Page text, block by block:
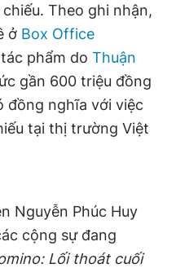
hệ quảng cáo
780 404
Tòa soạn Chính sách bảo
Thành
cấp ngày 24.3.2020
Thanh Niên. Cấm sao
có sự chấp thuận bằng văn
JSC.
Theo ghi nhận,
ở Box Office
phẩm do Thuận
gần 600 triệu đồng
đồng nghĩa với việc
tại thị trường Việt
Nguyễn Phúc Huy
cộng sự đang
Lối thoát cuối